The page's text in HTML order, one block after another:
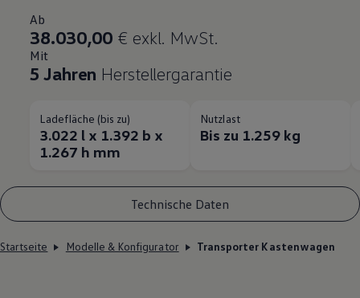
Ab
38.030,00 € exkl. MwSt.
Mit
5 Jahren Herstellergarantie
Ladefläche (bis zu)
3.022 l x 1.392 b x
1.267 h mm
Nutzlast
Bis zu 1.259 kg
Technische Daten
Startseite Modelle & Konfigurator Transporter Kastenwagen